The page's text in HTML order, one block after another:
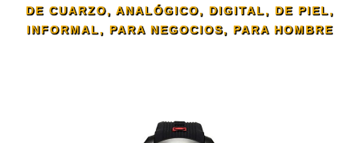
DE CUARZO, ANALÓGICO, DIGITAL, DE PIEL,
INFORMAL, PARA NEGOCIOS, PARA HOMBRE